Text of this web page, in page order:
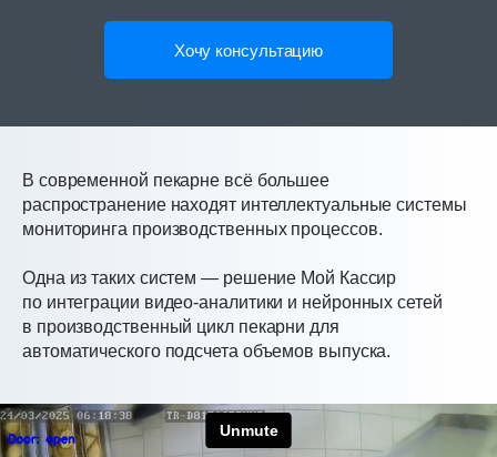
Хочу консультацию
В современной пекарне всё большее
распространение находят интеллектуальные системы
мониторинга производственных процессов.
Одна из таких систем — решение Мой Кассир
по интеграции видео-аналитики и нейронных сетей
в производственный цикл пекарни для
автоматического подсчета объемов выпуска.